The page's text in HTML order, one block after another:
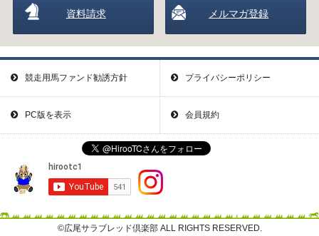
資料請求 メルマガ登録
競走用馬ファンド勧誘方針 プライバシーポリシー
PC版を表示 会員規約
©広尾サラブレッド倶楽部 ALL RIGHTS RESERVED.